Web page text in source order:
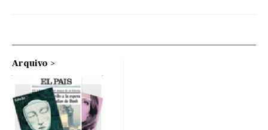
Arquivo